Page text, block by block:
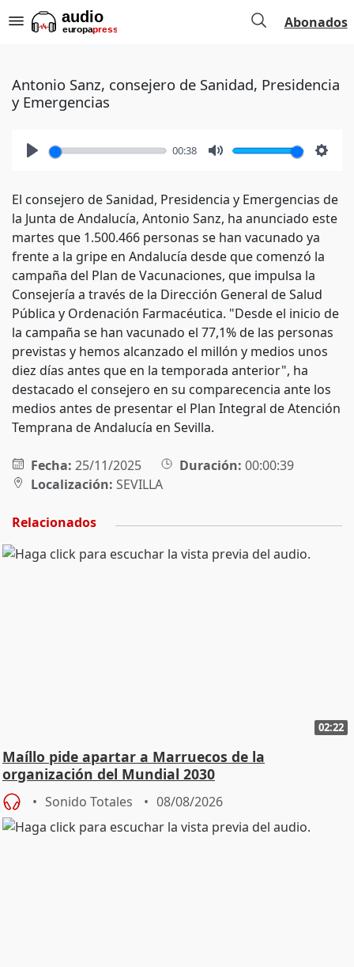
Abonados
Antonio Sanz, consejero de Sanidad, Presidencia
y Emergencias
00:38
El consejero de Sanidad, Presidencia y Emergencias de
la Junta de Andalucía, Antonio Sanz, ha anunciado este
martes que 1.500.466 personas se han vacunado ya
frente a la gripe en Andalucía desde que comenzó la
campaña del Plan de Vacunaciones, que impulsa la
Consejería a través de la Dirección General de Salud
Pública y Ordenación Farmacéutica. "Desde el inicio de
la campaña se han vacunado el 77,1% de las personas
previstas y hemos alcanzado el millón y medios unos
diez días antes que en la temporada anterior", ha
destacado el consejero en su comparecencia ante los
medios antes de presentar el Plan Integral de Atención
Temprana de Andalucía en Sevilla.
Fecha: 25/11/2025 Duración: 00:00:39
Localización: SEVILLA
Relacionados
02:22
Maíllo pide apartar a Marruecos de la
organización del Mundial 2030
Sonido Totales 08/08/2026